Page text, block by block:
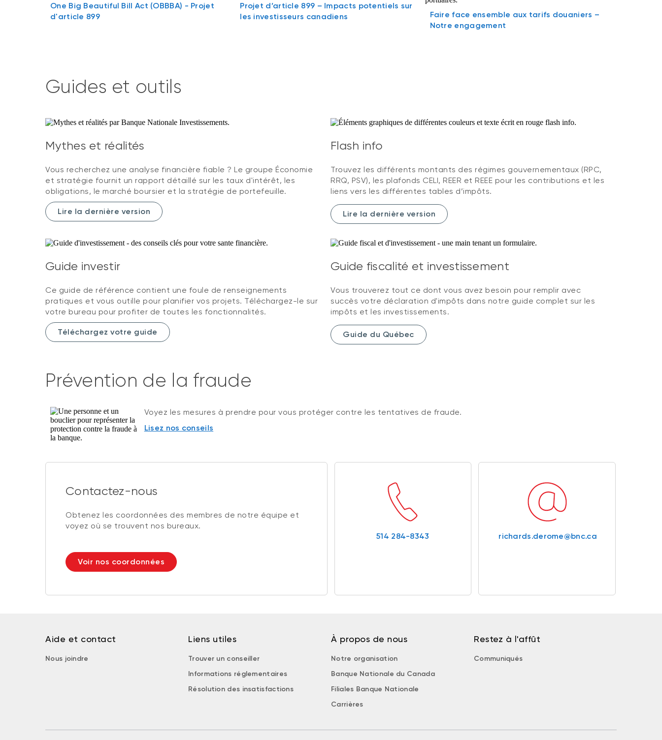
One Big Beautiful Bill Act (OBBBA) - Projet
d'article 899
Projet d’article 899 – Impacts potentiels sur
les investisseurs canadiens
Faire face ensemble aux tarifs douaniers –
Notre engagement
Guides et outils
Mythes et réalités
Vous recherchez une analyse financière fiable ? Le groupe Économie
et stratégie fournit un rapport détaillé sur les taux d'intérêt, les
obligations, le marché boursier et la stratégie de portefeuille.
Lire la dernière version
Flash info
Trouvez les différents montants des régimes gouvernementaux (RPC,
RRQ, PSV), les plafonds CELI, REER et REEE pour les contributions et les
liens vers les différentes tables d’impôts.
Lire la dernière version
Guide investir
Ce guide de référence contient une foule de renseignements
pratiques et vous outille pour planifier vos projets. Téléchargez-le sur
votre bureau pour profiter de toutes les fonctionnalités.
Téléchargez votre guide
Guide fiscalité et investissement
Vous trouverez tout ce dont vous avez besoin pour remplir avec
succès votre déclaration d'impôts dans notre guide complet sur les
impôts et les investissements.
Guide du Québec
Prévention de la fraude
Voyez les mesures à prendre pour vous protéger contre les tentatives de fraude.
Lisez nos conseils
Contactez-nous
Obtenez les coordonnées des membres de notre équipe et
voyez où se trouvent nos bureaux.
Voir nos coordonnées
514 284-8343 richards.derome@bnc.ca
Aide et contact
Nous joindre
Liens utiles
Trouver un conseiller
Informations réglementaires
Résolution des insatisfactions
À propos de nous
Notre organisation
Banque Nationale du Canada
Filiales Banque Nationale
Carrières
Restez à l'affût
Communiqués